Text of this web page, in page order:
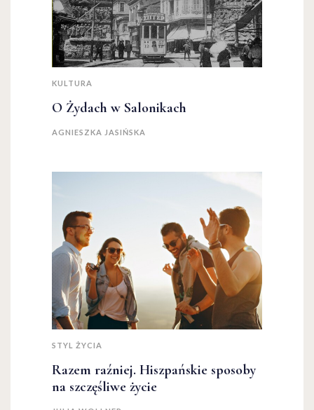
KULTURA
O Żydach w Salonikach
AGNIESZKA JASIŃSKA
STYL ŻYCIA
Razem raźniej. Hiszpańskie sposoby
na szczęśliwe życie